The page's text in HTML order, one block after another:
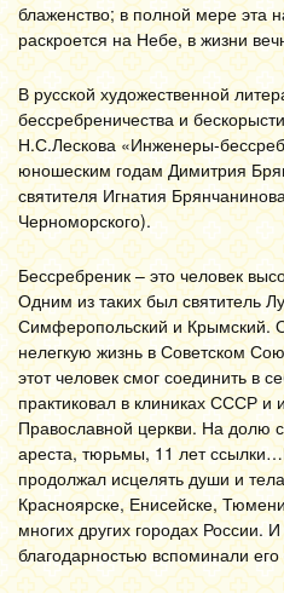
блаженство; в полной мере эта
раскроется на Небе, в жизни
В русской художественной
бессребреничества и
Н.С.Лескова «Инженеры-
юношеским годам Димитрия
святителя Игнатия
Черноморского).
Бессребреник – это человек
Одним из таких был святитель
Симферопольский и Крымский.
нелегкую жизнь в Советском
этот человек смог соединить в
практиковал в клиниках СССР и
Православной церкви. На долю
ареста, тюрьмы, 11 лет
продолжал исцелять души и
Красноярске, Енисейске,
многих других городах России.
благодарностью вспоминали